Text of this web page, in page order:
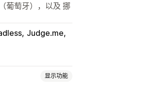
葡萄牙），以及 挪
Judge.me
显示功能